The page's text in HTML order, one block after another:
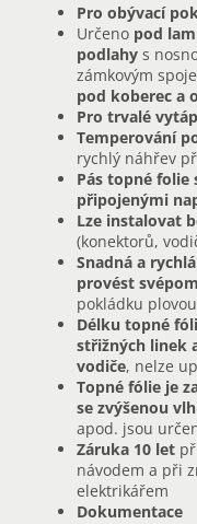
Pro obývací
Určeno pod
podlahy s
zámkovým
pod koberec a
Pro trvalé
Temperování
rychlý náhřev
Pás topné folie
připojenými
Lze instalovat
(konektorů,
Snadná a
provést
pokládku
Délku topné
střižných linek
vodiče, nelze
Topné fólie je
se zvýšenou
apod. jsou
Záruka 10 let
návodem a při
elektrikářem
Dokumentace